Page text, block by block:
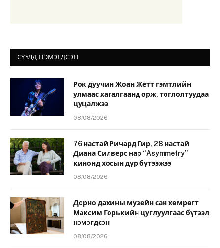
СҮҮЛД НЭМЭГДСЭН
Рок дуучин Жоан Жетт гэмтлийн
улмаас хагалгаанд орж, тоглолтуудаа
цуцалжээ
08/08/2026
76 настай Ричард Гир, 28 настай
Диана Силверс нар “Asymmetry”
кинонд хосын дүр бүтээжээ
08/08/2026
Дорно дахины музейн сан хөмрөгт
Максим Горькийн цуглуулгаас бүтээл
нэмэгдсэн
08/08/2026